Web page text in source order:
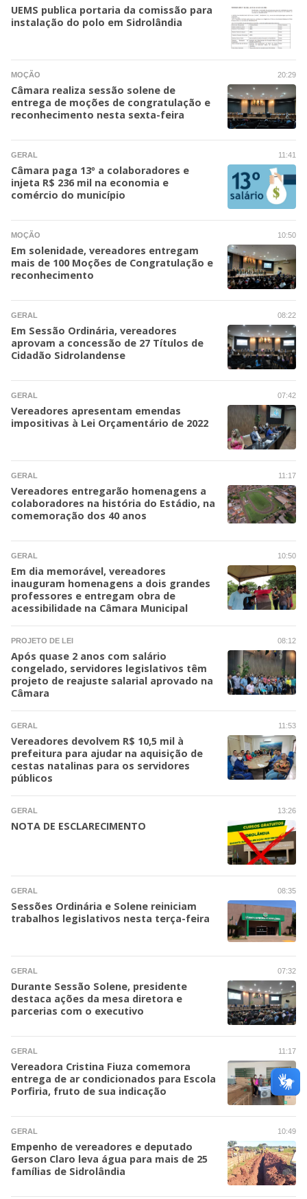
UEMS publica portaria da comissão para
instalação do polo em Sidrolândia
20:29
MOÇÃO
Câmara realiza sessão solene de
entrega de moções de congratulação e
reconhecimento nesta sexta-feira
11:41
GERAL
Câmara paga 13º a colaboradores e
injeta R$ 236 mil na economia e
comércio do município
10:50
MOÇÃO
Em solenidade, vereadores entregam
mais de 100 Moções de Congratulação e
reconhecimento
08:22
GERAL
Em Sessão Ordinária, vereadores
aprovam a concessão de 27 Títulos de
Cidadão Sidrolandense
07:42
GERAL
Vereadores apresentam emendas
impositivas à Lei Orçamentário de 2022
11:17
GERAL
Vereadores entregarão homenagens a
colaboradores na história do Estádio, na
comemoração dos 40 anos
10:50
GERAL
Em dia memorável, vereadores
inauguram homenagens a dois grandes
professores e entregam obra de
acessibilidade na Câmara Municipal
08:12
PROJETO DE LEI
Após quase 2 anos com salário
congelado, servidores legislativos têm
projeto de reajuste salarial aprovado na
Câmara
11:53
GERAL
Vereadores devolvem R$ 10,5 mil à
prefeitura para ajudar na aquisição de
cestas natalinas para os servidores
públicos
13:26
GERAL
NOTA DE ESCLARECIMENTO
08:35
GERAL
Sessões Ordinária e Solene reiniciam
trabalhos legislativos nesta terça-feira
07:32
GERAL
Durante Sessão Solene, presidente
destaca ações da mesa diretora e
parcerias com o executivo
11:17
GERAL
Vereadora Cristina Fiuza comemora
entrega de ar condicionados para Escola
Porfiria, fruto de sua indicação
10:49
GERAL
Empenho de vereadores e deputado
Gerson Claro leva água para mais de 25
famílias de Sidrolândia